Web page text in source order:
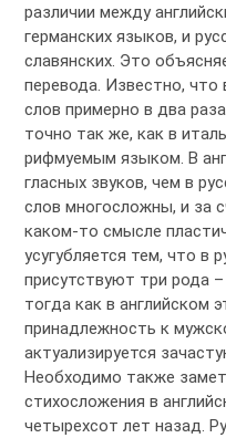
различии между
германских языков, и
славянских. Это
перевода. Известно,
слов примерно в два
точно так же, как в
рифмуемым языком. В
гласных звуков, чем в
слов многосложны, и за
каком-то смысле
усугубляется тем, что в
присутствуют три рода
тогда как в английском
принадлежность к
актуализируется
Необходимо также
стихосложения в
четырехсот лет назад.